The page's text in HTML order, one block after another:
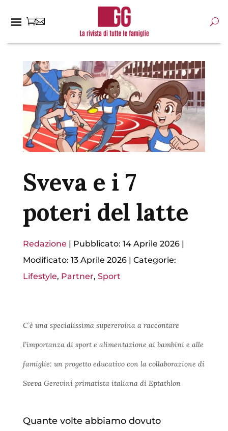
Sveva e i 7
poteri del latte
Redazione | Pubblicato: 14 Aprile 2026|
Modificato: 13 Aprile 2026| Categorie:
Lifestyle, Partner, Sport
C’è una specialissima supereroina a raccontare
l’importanza di sport e alimentazione ai bambini e alle
famiglie: un progetto educativo con la collaborazione di
Sveva Gerevini primatista italiana di Eptathlon
Quante volte abbiamo dovuto